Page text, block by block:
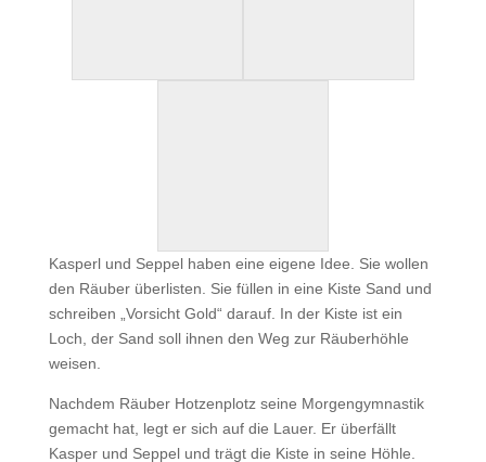
Kasperl und Seppel haben eine eigene Idee. Sie wollen
den Räuber überlisten. Sie füllen in eine Kiste Sand und
schreiben „Vorsicht Gold“ darauf. In der Kiste ist ein
Loch, der Sand soll ihnen den Weg zur Räuberhöhle
weisen.
Nachdem Räuber Hotzenplotz seine Morgengymnastik
gemacht hat, legt er sich auf die Lauer. Er überfällt
Kasper und Seppel und trägt die Kiste in seine Höhle.